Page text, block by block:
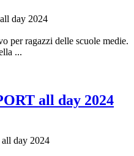
day 2024
per ragazzi delle scuole medie.
...
all day 2024
day 2024